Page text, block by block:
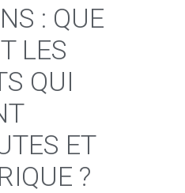
: QUE
LES
QUI
ET
?